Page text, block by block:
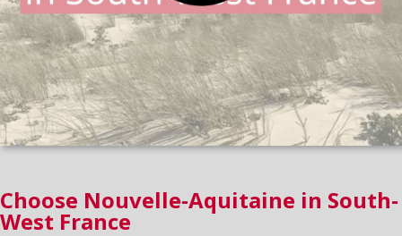
Choose Nouvelle-Aquitaine in South-
West France